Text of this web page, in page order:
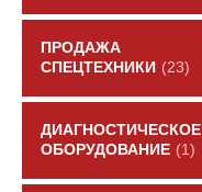
ПРОДАЖА
СПЕЦТЕХНИКИ (23)
ДИАГНОСТИЧЕСКОЕ
ОБОРУДОВАНИЕ (1)